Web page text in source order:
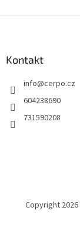
Kontakt
info@cerpo.cz
604238690
731590208
Copyright 2026